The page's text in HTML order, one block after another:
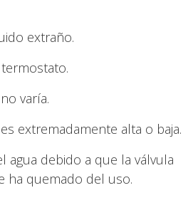
extraño.
varía.
extremadamente alta o baja.
agua debido a que la válvula
ha quemado del uso.